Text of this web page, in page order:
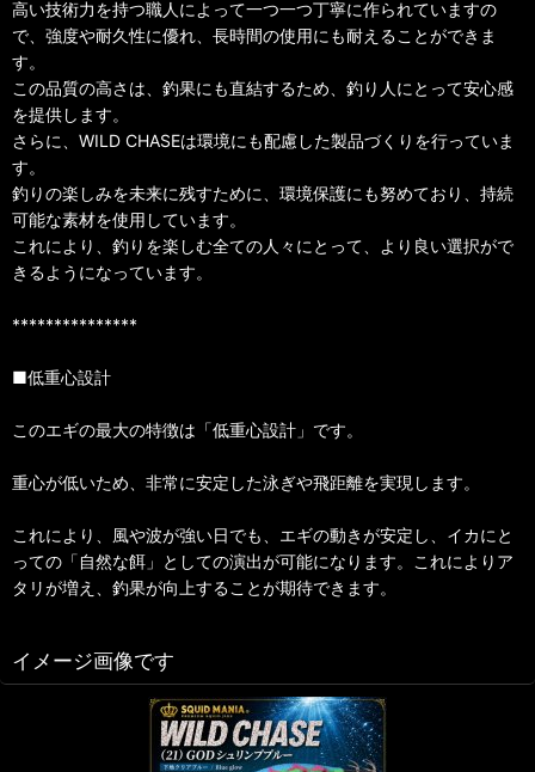
高い技術力を持つ職人によって一つ一つ丁寧に作られていますの
で、強度や耐久性に優れ、長時間の使用にも耐えることができま
す。
この品質の高さは、釣果にも直結するため、釣り人にとって安心感
を提供します。
さらに、WILD CHASEは環境にも配慮した製品づくりを行っていま
す。
釣りの楽しみを未来に残すために、環境保護にも努めており、持続
可能な素材を使用しています。
これにより、釣りを楽しむ全ての人々にとって、より良い選択がで
きるようになっています。
***************
■低重心設計
このエギの最大の特徴は「低重心設計」です。
重心が低いため、非常に安定した泳ぎや飛距離を実現します。
これにより、風や波が強い日でも、エギの動きが安定し、イカにと
っての「自然な餌」としての演出が可能になります。これによりア
タリが増え、釣果が向上することが期待できます。
イメージ画像です